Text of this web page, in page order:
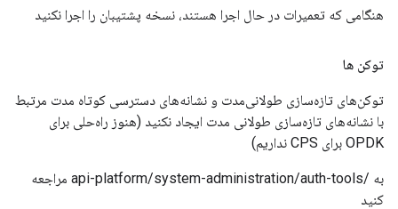
هنگامی که تعمیرات در حال اجرا هستند، نسخه پشتیبان را اجرا نکنید
توکن ها
توکن‌های تازه‌سازی طولانی‌مدت و نشانه‌های دسترسی کوتاه مدت مرتبط
با نشانه‌های تازه‌سازی طولانی مدت ایجاد نکنید (هنوز راه‌حلی برای
OPDK برای CPS نداریم)
به /api-platform/system-administration/auth-tools مراجعه
کنید